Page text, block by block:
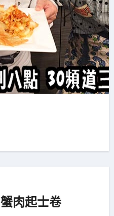
肉起士卷